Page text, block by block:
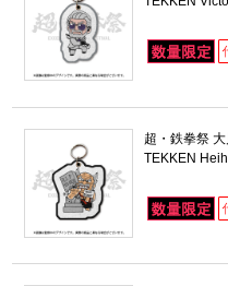
超・鉄拳祭
TEKKEN